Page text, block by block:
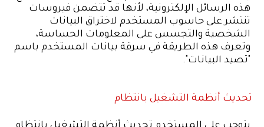
هذه الرسائل الإلكترونية، لأنها قد تتضمن فيروسات
تنتشر على حاسوب المستخدم لاختراق البيانات
الشخصية والتجسس على المعلومات الحساسة،
وتعرف هذه الطريقة في سرقة بيانات المستخدم باسم
"تصيد البيانات".
تحديث أنظمة التشغيل بانتظام